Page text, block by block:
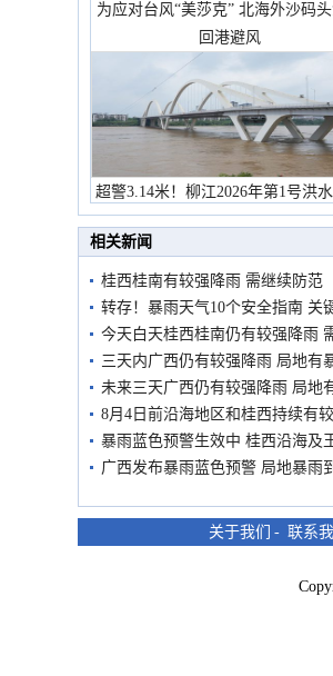
为应对台风“美莎克” 北海外沙码
回港避风
超警3.14米！柳江2026年第1号洪
市民在堤岸见证汛况
相关新闻
桂西桂南有较强降雨 需继续防范
转存！暴雨天气10个安全指南 关
今天白天桂西桂南仍有较强降雨
三天内广西仍有较强降雨 局地有
未来三天广西仍有较强降雨 局地
8月4日前沿海地区和桂西持续有
暴雨蓝色预警生效中 桂西沿海及
广西发布暴雨蓝色预警 局地暴雨
关于我们 - 联系我